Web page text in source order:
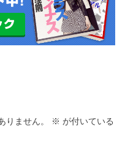
りません。 ※ が付いている